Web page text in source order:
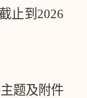
止到 2026
题及附件